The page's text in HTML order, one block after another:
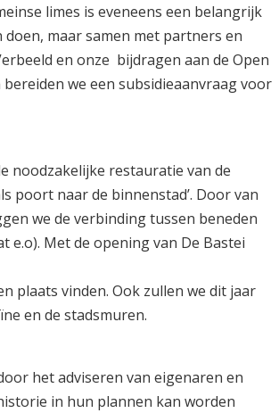
limes is eveneens een belangrijk
maar samen met partners en
en onze bijdragen aan de Open
we een subsidieaanvraag voor
noodzakelijke restauratie van de
poort naar de binnenstad’. Door van
we de verbinding tussen beneden
e.o). Met de opening van De Bastei
plaats vinden. Ook zullen we dit jaar
en de stadsmuren.
het adviseren van eigenaren en
in hun plannen kan worden